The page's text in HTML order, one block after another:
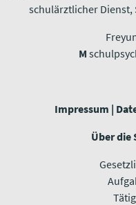
schulärztlicher
M
Impressum |
Über die